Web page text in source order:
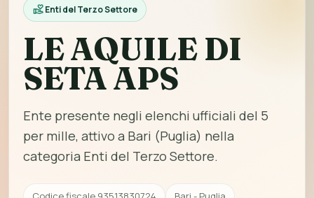
Enti del Terzo Settore
LE AQUILE DI
SETA APS
Ente presente negli elenchi ufficiali del 5
per mille, attivo a Bari (Puglia) nella
categoria Enti del Terzo Settore.